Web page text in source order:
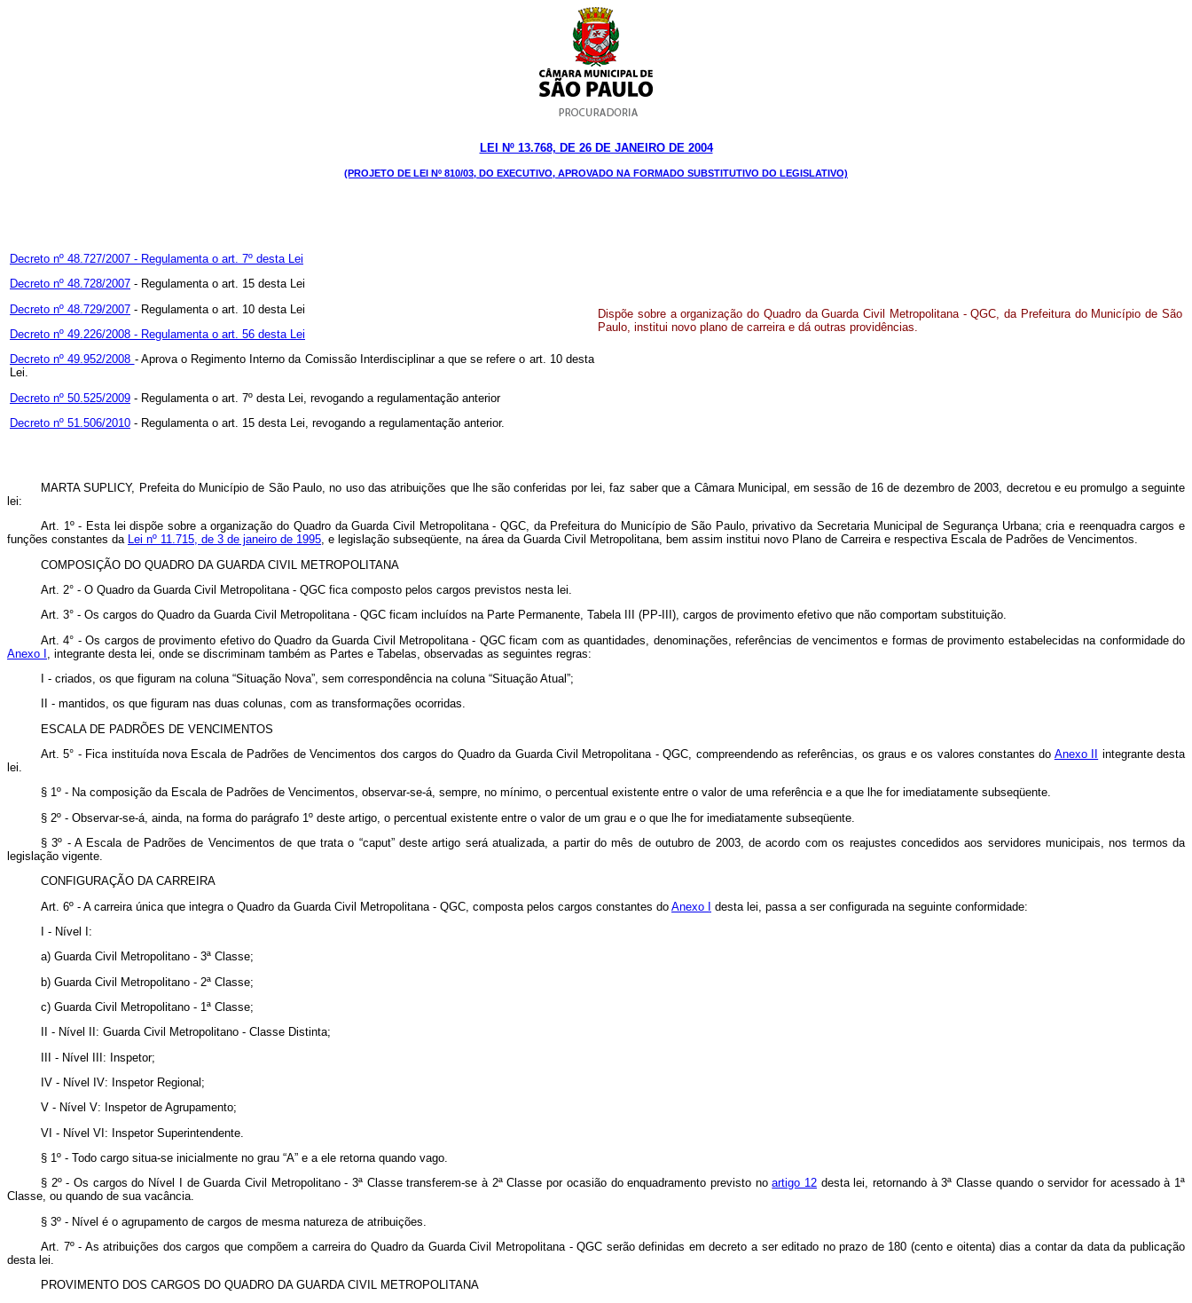
LEI Nº 13.768, DE 26 DE JANEIRO DE 2004
(PROJETO DE LEI Nº 810/03, DO EXECUTIVO, APROVADO NA FORMADO SUBSTITUTIVO DO LEGISLATIVO)
Decreto nº 48.727/2007 - Regulamenta o art. 7º desta Lei
Decreto nº 48.728/2007 - Regulamenta o art. 15 desta Lei
Decreto nº 48.729/2007 - Regulamenta o art. 10 desta Lei
Decreto nº 49.226/2008 - Regulamenta o art. 56 desta Lei
Decreto nº 49.952/2008 - Aprova o Regimento Interno da Comissão Interdisciplinar a que se refere o art. 10 desta
Lei.
Decreto nº 50.525/2009 - Regulamenta o art. 7º desta Lei, revogando a regulamentação anterior
Decreto nº 51.506/2010 - Regulamenta o art. 15 desta Lei, revogando a regulamentação anterior.
Dispõe sobre a organização do Quadro da Guarda Civil Metropolitana - QGC, da Prefeitura do Município de São
Paulo, institui novo plano de carreira e dá outras providências.
MARTA SUPLICY, Prefeita do Município de São Paulo, no uso das atribuições que lhe são conferidas por lei, faz saber que a Câmara Municipal, em sessão de 16 de dezembro de 2003, decretou e eu promulgo a seguinte
lei:
Art. 1º - Esta lei dispõe sobre a organização do Quadro da Guarda Civil Metropolitana - QGC, da Prefeitura do Município de São Paulo, privativo da Secretaria Municipal de Segurança Urbana; cria e reenquadra cargos e
funções constantes da Lei nº 11.715, de 3 de janeiro de 1995, e legislação subseqüente, na área da Guarda Civil Metropolitana, bem assim institui novo Plano de Carreira e respectiva Escala de Padrões de Vencimentos.
COMPOSIÇÃO DO QUADRO DA GUARDA CIVIL METROPOLITANA
Art. 2° - O Quadro da Guarda Civil Metropolitana - QGC fica composto pelos cargos previstos nesta lei.
Art. 3° - Os cargos do Quadro da Guarda Civil Metropolitana - QGC ficam incluídos na Parte Permanente, Tabela III (PP-III), cargos de provimento efetivo que não comportam substituição.
Art. 4° - Os cargos de provimento efetivo do Quadro da Guarda Civil Metropolitana - QGC ficam com as quantidades, denominações, referências de vencimentos e formas de provimento estabelecidas na conformidade do
Anexo I , integrante desta lei, onde se discriminam também as Partes e Tabelas, observadas as seguintes regras:
I - criados, os que figuram na coluna “Situação Nova”, sem correspondência na coluna “Situação Atual”;
II - mantidos, os que figuram nas duas colunas, com as transformações ocorridas.
ESCALA DE PADRÕES DE VENCIMENTOS
Art. 5° - Fica instituída nova Escala de Padrões de Vencimentos dos cargos do Quadro da Guarda Civil Metropolitana - QGC, compreendendo as referências, os graus e os valores constantes do Anexo II
integrante desta
lei.
§ 1º - Na composição da Escala de Padrões de Vencimentos, observar-se-á, sempre, no mínimo, o percentual existente entre o valor de uma referência e a que lhe for imediatamente subseqüente.
§ 2º - Observar-se-á, ainda, na forma do parágrafo 1º deste artigo, o percentual existente entre o valor de um grau e o que lhe for imediatamente subseqüente.
§ 3º - A Escala de Padrões de Vencimentos de que trata o “caput” deste artigo será atualizada, a partir do mês de outubro de 2003, de acordo com os reajustes concedidos aos servidores municipais, nos termos da
legislação vigente.
CONFIGURAÇÃO DA CARREIRA
Art. 6º - A carreira única que integra o Quadro da Guarda Civil Metropolitana - QGC, composta pelos cargos constantes do Anexo I desta lei, passa a ser configurada na seguinte conformidade:
I - Nível I:
a) Guarda Civil Metropolitano - 3ª Classe;
b) Guarda Civil Metropolitano - 2ª Classe;
c) Guarda Civil Metropolitano - 1ª Classe;
II - Nível II: Guarda Civil Metropolitano - Classe Distinta;
III - Nível III: Inspetor;
IV - Nível IV: Inspetor Regional;
V - Nível V: Inspetor de Agrupamento;
VI - Nível VI: Inspetor Superintendente.
§ 1º - Todo cargo situa-se inicialmente no grau “A” e a ele retorna quando vago.
§ 2º - Os cargos do Nível I de Guarda Civil Metropolitano - 3ª Classe transferem-se à 2ª Classe por ocasião do enquadramento previsto noartigo 12 desta lei, retornando à 3ª Classe quando o servidor for acessado à 1ª
Classe, ou quando de sua vacância.
§ 3º - Nível é o agrupamento de cargos de mesma natureza de atribuições.
Art. 7º - As atribuições dos cargos que compõem a carreira do Quadro da Guarda Civil Metropolitana - QGC serão definidas em decreto a ser editado no prazo de 180 (cento e oitenta) dias a contar da data da publicação
desta lei.
PROVIMENTO DOS CARGOS DO QUADRO DA GUARDA CIVIL METROPOLITANA